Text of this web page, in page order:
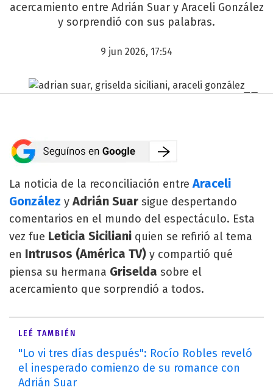
acercamiento entre Adrián Suar y Araceli González
y sorprendió con sus palabras.
9 jun 2026, 17:54
La noticia de la reconciliación entre Araceli
González y Adrián Suar sigue despertando
comentarios en el mundo del espectáculo. Esta
vez fue Leticia Siciliani quien se refirió al tema
en Intrusos (América TV) y compartió qué
piensa su hermana Griselda sobre el
acercamiento que sorprendió a todos.
LEÉ TAMBIÉN
"Lo vi tres días después": Rocío Robles reveló
el inesperado comienzo de su romance con
Adrián Suar